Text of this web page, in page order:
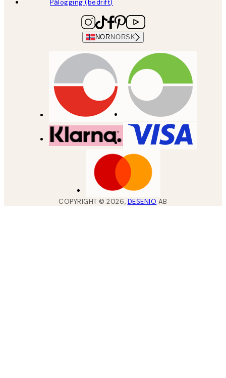
Pålogging (bedrift)
NOR NORSK
COPYRIGHT ©2026, DESENIO AB